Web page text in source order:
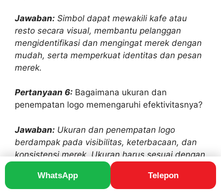
WhatsApp Telepon
Jawaban: Simbol dapat mewakili kafe atau
resto secara visual, membantu pelanggan
mengidentifikasi dan mengingat merek dengan
mudah, serta memperkuat identitas dan pesan
merek.
Pertanyaan 6: Bagaimana ukuran dan
penempatan logo memengaruhi efektivitasnya?
Jawaban: Ukuran dan penempatan logo
berdampak pada visibilitas, keterbacaan, dan
konsistensi merek. Ukuran harus sesuai dengan
lokasi penempatan, dan penempatan harus
mempertimbangkan faktor-faktor seperti
visibilitas, konteks, dan estetika.